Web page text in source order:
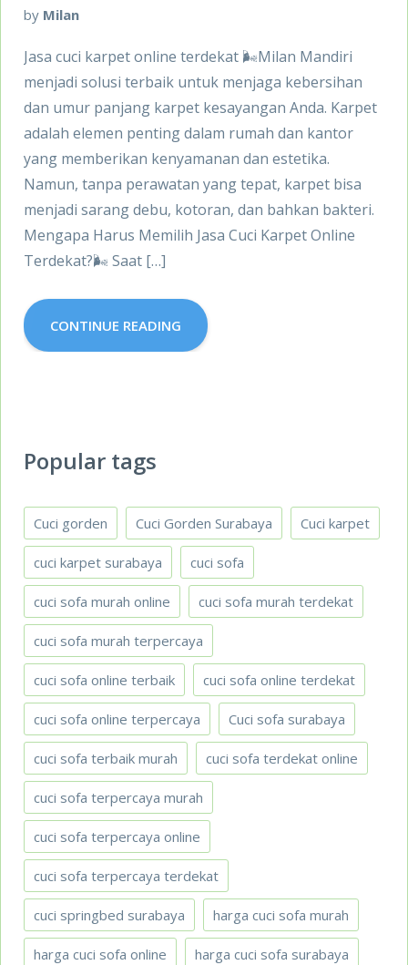
by Milan
Jasa cuci karpet online terdekat 🌬️Milan Mandiri
menjadi solusi terbaik untuk menjaga kebersihan
dan umur panjang karpet kesayangan Anda. Karpet
adalah elemen penting dalam rumah dan kantor
yang memberikan kenyamanan dan estetika.
Namun, tanpa perawatan yang tepat, karpet bisa
menjadi sarang debu, kotoran, dan bahkan bakteri.
Mengapa Harus Memilih Jasa Cuci Karpet Online
Terdekat?🌬️ Saat […]
CONTINUE READING
Popular tags
Cuci gorden Cuci Gorden Surabaya Cuci karpet
cuci karpet surabaya cuci sofa
cuci sofa murah online cuci sofa murah terdekat
cuci sofa murah terpercaya
cuci sofa online terbaik cuci sofa online terdekat
cuci sofa online terpercaya Cuci sofa surabaya
cuci sofa terbaik murah cuci sofa terdekat online
cuci sofa terpercaya murah
cuci sofa terpercaya online
cuci sofa terpercaya terdekat
cuci springbed surabaya harga cuci sofa murah
harga cuci sofa online harga cuci sofa surabaya